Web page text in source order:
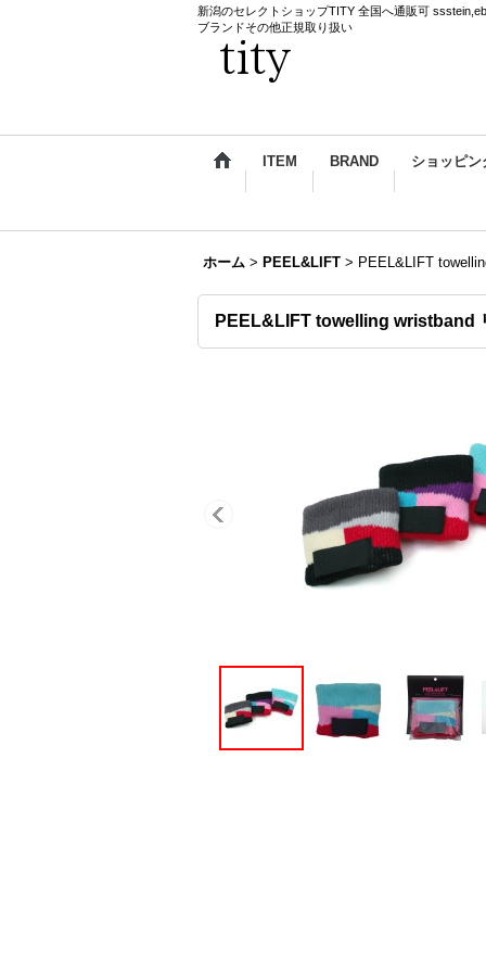
新潟のセレクトショップTITY 全国へ通販可
ブランドその他正規取り扱い
ITEM BRAND ショッピン
ホーム > PEEL&LIFT > PEEL&LIFT
PEEL&LIFT towelling wristband